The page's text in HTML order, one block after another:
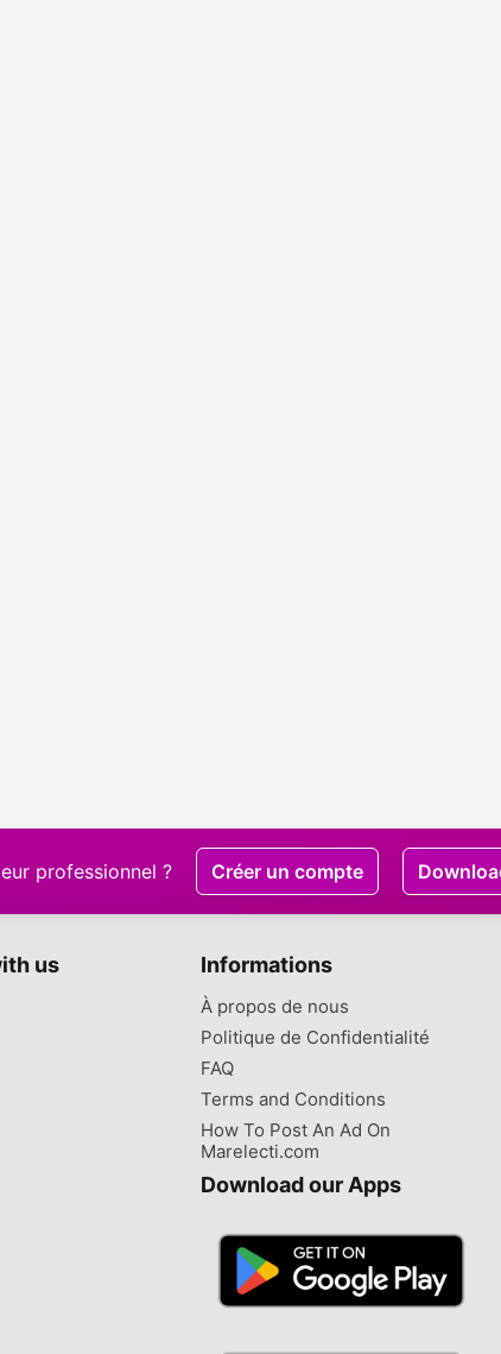
professionnel ? Créer un compte
us Informations
À propos de nous
Politique de Confidentialité
FAQ
Terms and Conditions
How To Post An Ad On
Marelecti.com
Download our Apps